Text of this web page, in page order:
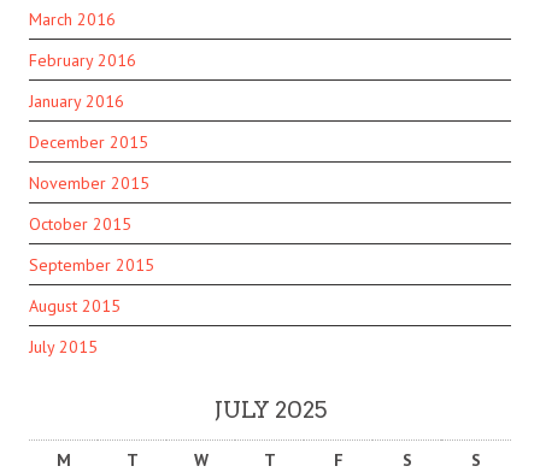
March 2016
February 2016
January 2016
December 2015
November 2015
October 2015
September 2015
August 2015
July 2015
JULY 2025
M T W T F S
S